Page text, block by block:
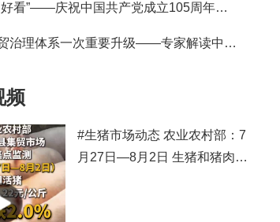
好看”——庆祝中国共产党成立105周年名
治理体系一次重要升级——专家解读中国
频
#生猪市场动态 农业农村部：7
月27日—8月2日 生猪和猪肉价